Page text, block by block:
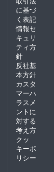
に基づ
く表記
情報セ
キュリ
ティ方
針
反社基
本方針
カスタ
マーハ
ラスメ
ントに
対する
考え方
クッ
キーポ
リシー